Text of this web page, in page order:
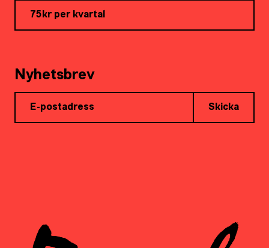
75kr per kvartal
Nyhetsbrev
Skicka